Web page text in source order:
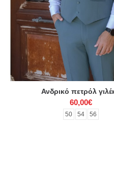
Ανδρικό πετρόλ
60,00€
50 54 56